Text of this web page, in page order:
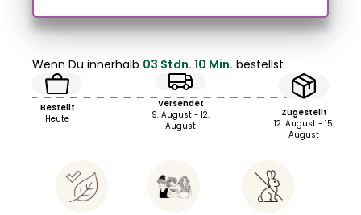
Wenn Du innerhalb 03 Stdn. 10 Min. bestellst
Bestellt
Heute
Versendet
9. August - 12.
August
Zugestellt
12. August - 15.
August